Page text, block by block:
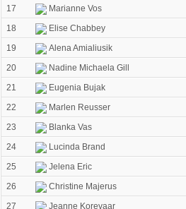
17
Marianne Vos
18
Elise Chabbey
19
Alena Amialiusik
20
Nadine Michaela Gill
21
Eugenia Bujak
22
Marlen Reusser
23
Blanka Vas
24
Lucinda Brand
25
Jelena Eric
26
Christine Majerus
27
Jeanne Korevaar